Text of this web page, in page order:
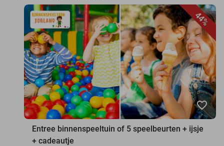
44%
favorite_border
Entree binnenspeeltuin of 5 speelbeurten + ijsje
+ cadeautje